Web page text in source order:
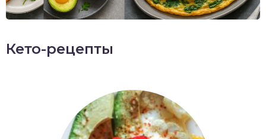
Кето-рецепты